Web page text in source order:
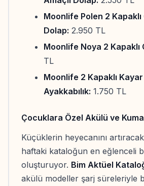
Moonlife Polen 2 Kapaklı
Dolap: 2.950 TL
Moonlife Noya 2 Kapaklı
TL
Moonlife 2 Kapaklı Kayar
Ayakkabılık: 1.750 TL
Çocuklara Özel Akülü ve
Küçüklerin heyecanını
haftaki kataloğun en eğlenceli
oluşturuyor. Bim Aktüel
akülü modeller şarj süreleriyle